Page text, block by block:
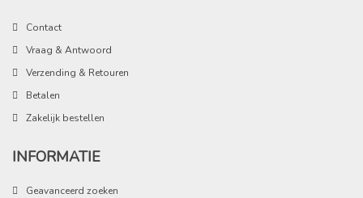
Contact
Vraag & Antwoord
Verzending & Retouren
Betalen
Zakelijk bestellen
INFORMATIE
Geavanceerd zoeken